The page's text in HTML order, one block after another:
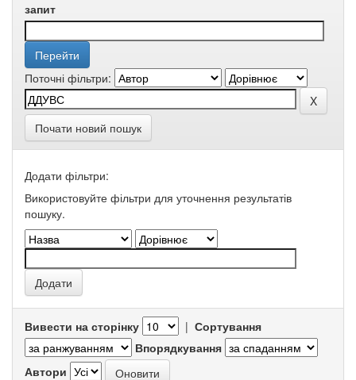
запит
Поточні фільтри:
Почати новий пошук
Додати фільтри:
Використовуйте фільтри для уточнення результатів
пошуку.
Вивести на сторінку | Сортування
Впорядкування
Автори